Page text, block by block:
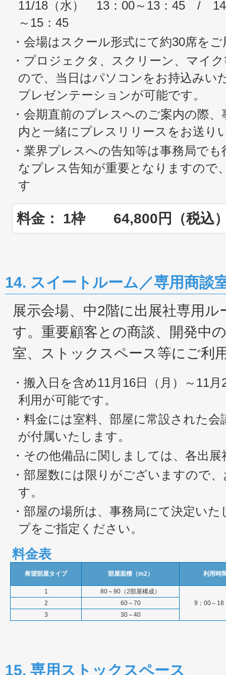
11/18（水） 13：00～13：45 /
～15：45
・会場はスクール形式にて約30席を
・プロジェクタ、スクリーン、マイ
ので、当日はパソコンをお持込みい
プレゼンテーションが可能です。
・会期直前のプレスへのご案内の際
内と一緒にプレスリリースをお送り
・業界プレスへの告知等は事務局で
なプレス告知が重要となりますので
す
料金： 1枠 64,800円（税込
14. スイートルーム／専用商談
展示会場、中2階に出展社専用
す。重要顧客との商談、開発中
室、ストックスペース等にご利
・搬入日を含め11月16日（月）～11
利用が可能です。
・料金には室料、部屋に常設された
が付属いたします。
・その他備品に関しましては、各出
・部屋数には限りがございますので
す。
・部屋の場所は、事務局にて決定い
プをご指定ください。
料金表
希望部屋タイプ 部屋面積（m2 ） 利用時
1
80～90（2部屋構成）
9：00～18
2
60～70
3
30～40
15. 専用ストックスペース